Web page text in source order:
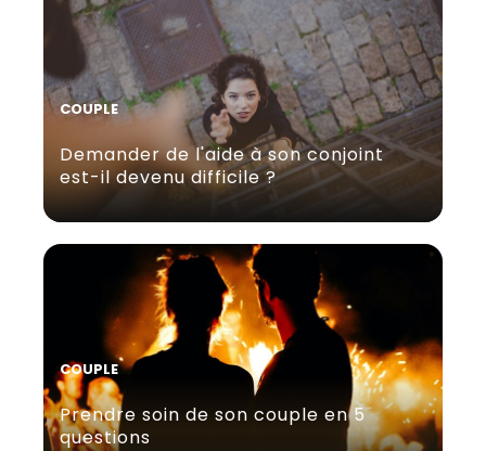
COUPLE
Demander de l'aide à son conjoint
est-il devenu difficile ?
COUPLE
Prendre soin de son couple en 5
questions